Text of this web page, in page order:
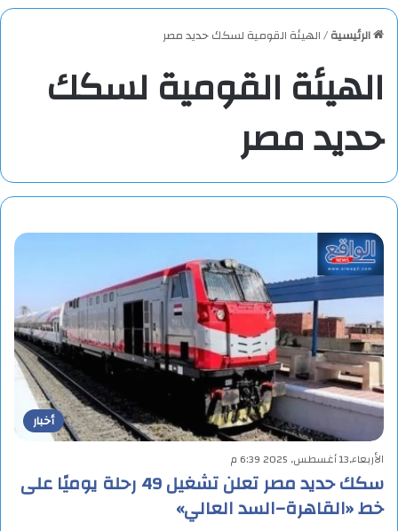
الرئيسية/الهيئة القومية لسكك حديد مصر
الهيئة القومية لسكك
حديد مصر
أخبار
الأربعاء,13 أغسطس, 2025 6:39 م
سكك حديد مصر تعلن تشغيل 49 رحلة يوميًا على
خط «القاهرة–السد العالي»